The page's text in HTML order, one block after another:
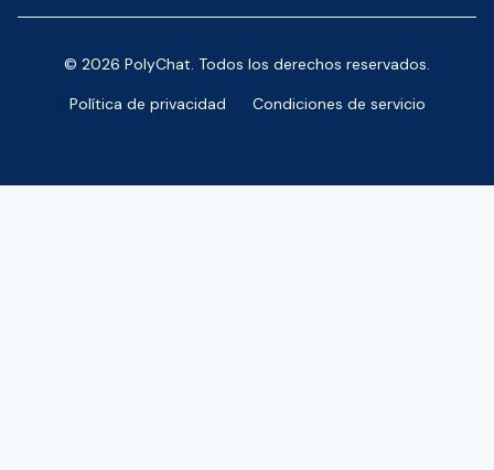
© 2026 PolyChat. Todos los derechos reservados.
Política de privacidad
Condiciones de servicio